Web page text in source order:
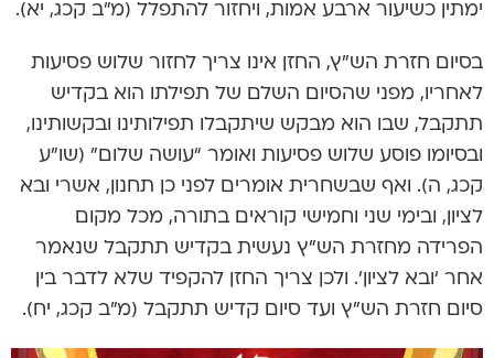
ימתין כשיעור ארבע אמות, ויחזור להתפלל (מ”ב קכג, יא).
בסיום חזרת הש”ץ, החזן אינו צריך לחזור שלוש פסיעות
לאחריו, מפני שהסיום השלם של תפילתו הוא בקדיש
תתקבל, שבו הוא מבקש שיתקבלו תפילותינו ובקשותינו,
ובסיומו פוסע שלוש פסיעות ואומר “עושה שלום” (שו”ע
קכג, ה). ואף שבשחרית אומרים לפני כן תחנון, אשרי ובא
לציון, ובימי שני וחמישי קוראים בתורה, מכל מקום
הפרידה מחזרת הש”ץ נעשית בקדיש תתקבל שנאמר
אחר ‘ובא לציון’. ולכן צריך החזן להקפיד שלא לדבר בין
סיום חזרת הש”ץ ועד סיום קדיש תתקבל (מ”ב קכג, יח).